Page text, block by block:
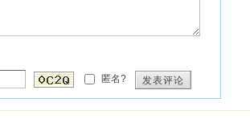
匿名? 发表评论